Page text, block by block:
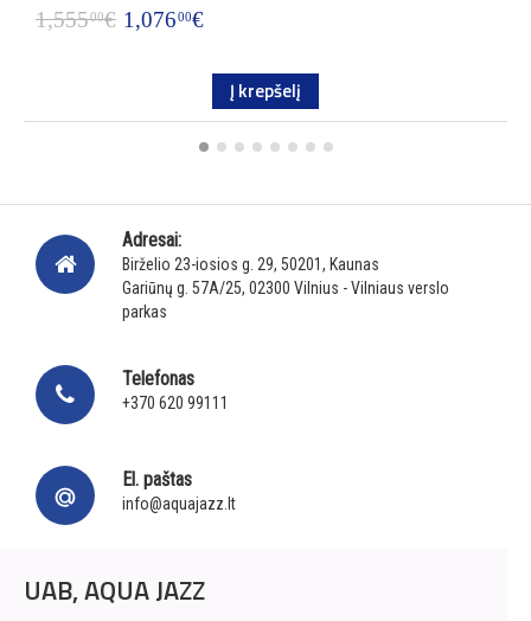
1,55500€ 1,07600€
Į krepšelį
Adresai:
Birželio 23-iosios g. 29, 50201, Kaunas
Gariūnų g. 57A/25, 02300 Vilnius - Vilniaus verslo
parkas
Telefonas
+370 620 99111
El. paštas
info@aquajazz.lt
UAB, AQUA JAZZ